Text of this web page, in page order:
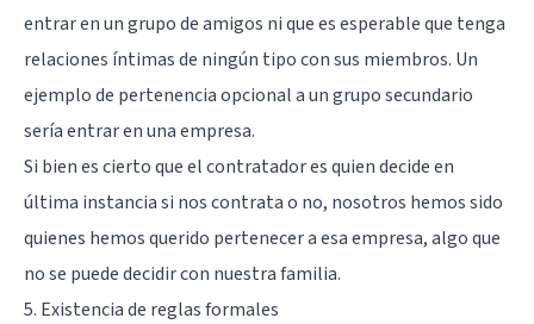
entrar en un grupo de amigos ni que es esperable que tenga
relaciones íntimas de ningún tipo con sus miembros. Un
ejemplo de pertenencia opcional a un grupo secundario
sería entrar en una empresa.
Si bien es cierto que el contratador es quien decide en
última instancia si nos contrata o no, nosotros hemos sido
quienes hemos querido pertenecer a esa empresa, algo que
no se puede decidir con nuestra familia.
5. Existencia de reglas formales